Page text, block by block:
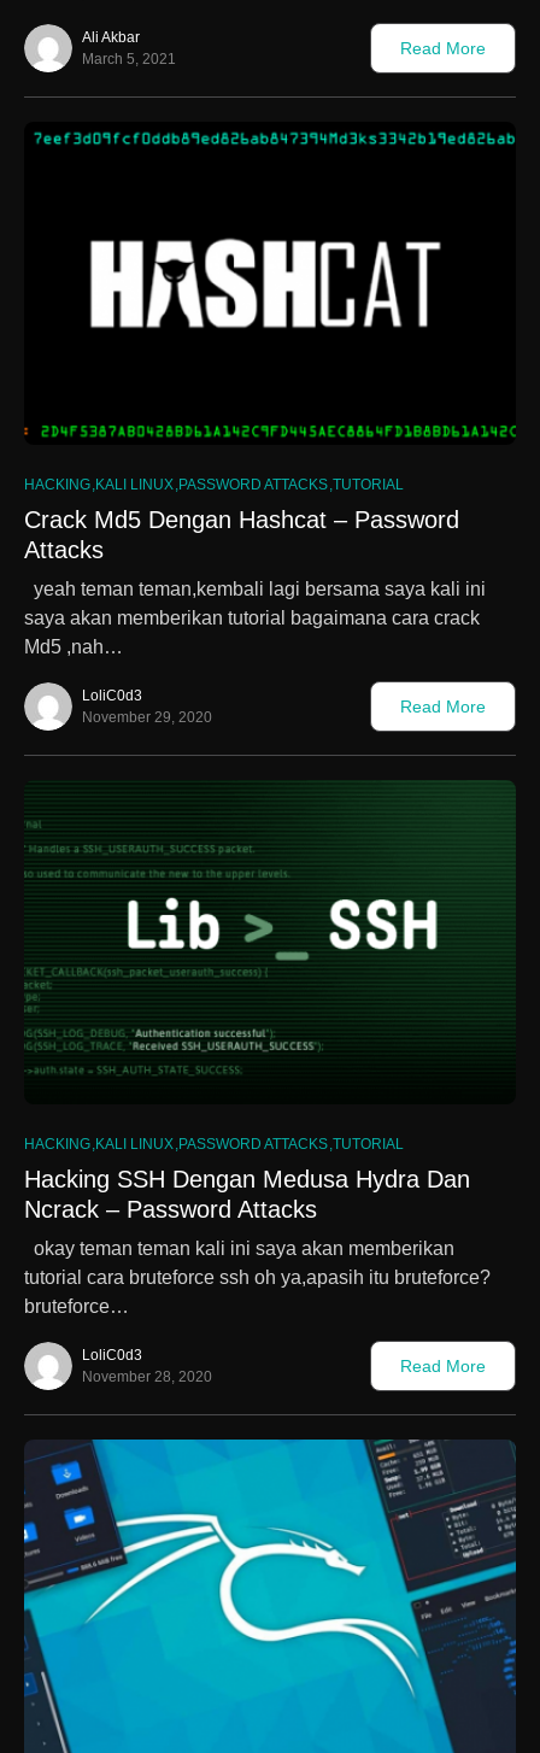
Ali Akbar
March 5, 2021
Read More
0
HACKING KALI LINUX PASSWORD ATTACKS TUTORIAL
Crack Md5 Dengan Hashcat – Password
Attacks
yeah teman teman,kembali lagi bersama saya kali ini
saya akan memberikan tutorial bagaimana cara crack
Md5 ,nah…
LoliC0d3
November 29, 2020
Read More
0
HACKING KALI LINUX PASSWORD ATTACKS TUTORIAL
Hacking SSH Dengan Medusa Hydra Dan
Ncrack – Password Attacks
okay teman teman kali ini saya akan memberikan
tutorial cara bruteforce ssh oh ya,apasih itu bruteforce?
bruteforce…
LoliC0d3
November 28, 2020
Read More